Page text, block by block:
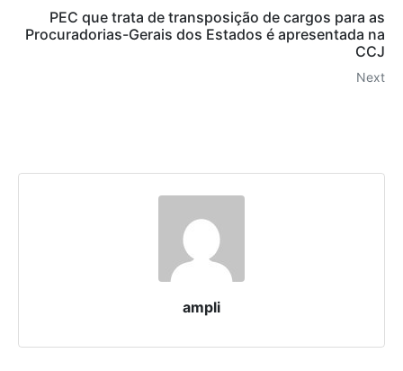
PEC que trata de transposição de cargos para as
Procuradorias-Gerais dos Estados é apresentada na
CCJ
Next
ampli